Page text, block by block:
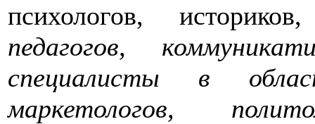
психологов, историков,
педагогов,
специалисты в
маркетологов,